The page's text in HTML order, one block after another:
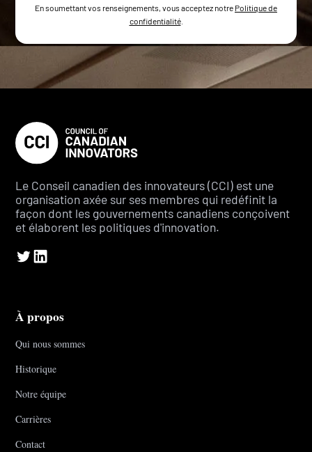
En soumettant vos renseignements, vous acceptez notre Politique de
confidentialité.
Le Conseil canadien des innovateurs (CCI) est une
organisation axée sur ses membres qui redéfinit la
façon dont les gouvernements canadiens conçoivent
et élaborent les politiques d'innovation.
À propos
Qui nous sommes
Historique
Notre équipe
Carrières
Contact